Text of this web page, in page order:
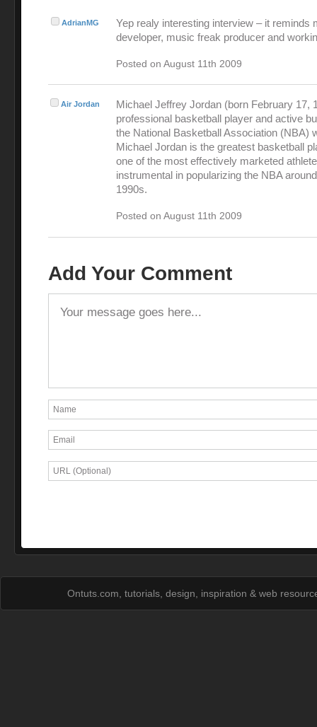
AdrianMG
Yep realy interesting interview – it reminds
developer, music freak producer and
Posted on August 11th 2009
Air Jordan
Michael Jeffrey Jordan (born February 17,
professional basketball player and active
the National Basketball Association (NBA)
Michael Jordan is the greatest basketball
one of the most effectively marketed
instrumental in popularizing the NBA
1990s.
Posted on August 11th 2009
Add Your Comment
Ontuts.com, tutorials, design, inspiration & web